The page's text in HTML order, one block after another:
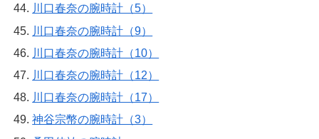
川口春奈の腕時計（5）
川口春奈の腕時計（9）
川口春奈の腕時計（10）
川口春奈の腕時計（12）
川口春奈の腕時計（17）
神谷宗幣の腕時計（3）